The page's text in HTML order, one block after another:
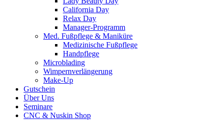
California Day
Relax Day
Manager-Programm
Med. Fußpflege & Maniküre
Medizinische Fußpflege
Handpflege
Microblading
Wimpernverlängerung
Make-Up
Gutschein
Über Uns
Seminare
CNC & Nuskin Shop